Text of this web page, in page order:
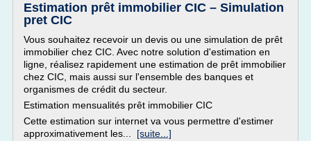
Estimation prêt immobilier CIC – Simulation
pret CIC
Vous souhaitez recevoir un devis ou une simulation de prêt
immobilier chez CIC. Avec notre solution d'estimation en
ligne, réalisez rapidement une estimation de prêt immobilier
chez CIC, mais aussi sur l'ensemble des banques et
organismes de crédit du secteur.
Estimation mensualités prêt immobilier CIC
Cette estimation sur internet va vous permettre d'estimer
approximativement les... [suite...]